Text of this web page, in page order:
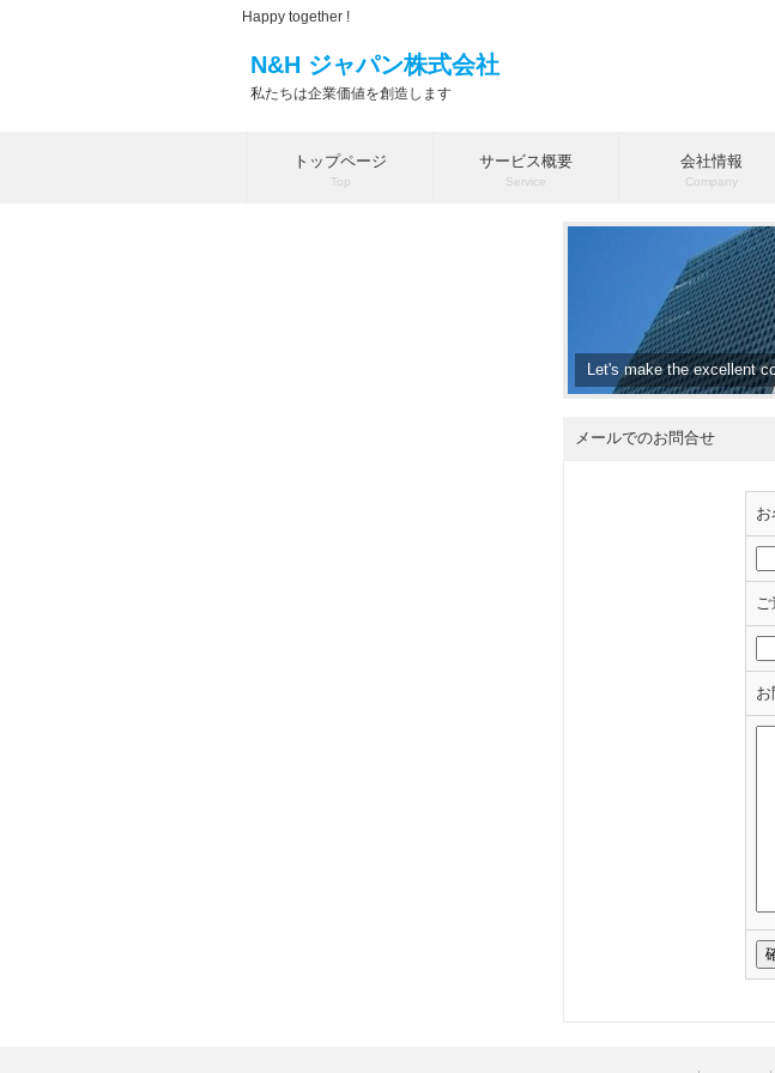
Happy together !
N&H ジャパン株式会社
私たちは企業価値を創造します
トップページ
Top
サービス概要
Service
会社情報
Company
Let's make the excellent
メールでのお問合せ
お
ご
お